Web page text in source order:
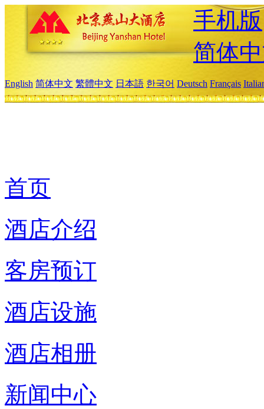
手机版
简体
English 简体中文 繁體中文 日本語 한국어 Deutsch Français
首页
酒店介绍
客房预订
酒店设施
酒店相册
新闻中心